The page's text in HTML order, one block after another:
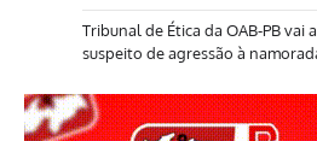
Tribunal de Ética da OAB-PB
suspeito de agressão à